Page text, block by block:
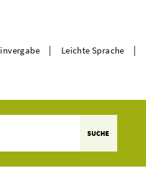
| Leichte Sprache |
SUCHE